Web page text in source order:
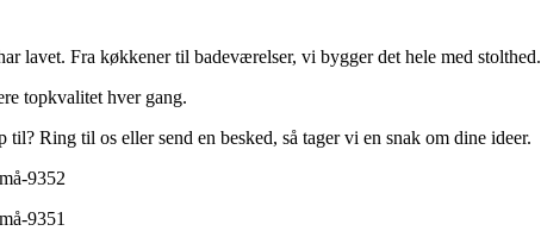
lavet. Fra køkkener til badeværelser, vi bygger det hele med stolthed.
topkvalitet hver gang.
Ring til os eller send en besked, så tager vi en snak om dine ideer.